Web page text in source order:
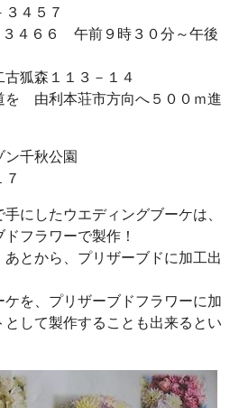
３４５７
３４６６ 午前９時３０分～午後
狐森１１３－１４
を 由利本荘市方向へ５００ｍ進
ン千秋公園
にしたウエディングブーケは、
フラワーで製作！
とから、プリザーブドに加工出
ケを、プリザーブドフラワーに加
して製作することも出来るとい